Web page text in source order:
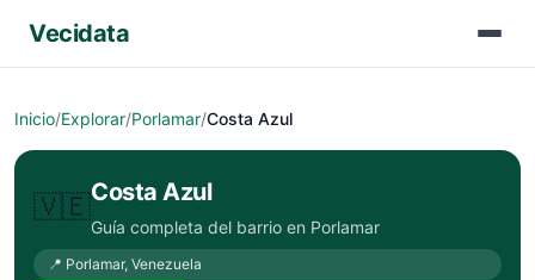
Vecidata
Inicio/Explorar/Porlamar/Costa Azul
🇻🇪Costa Azul
Guía completa del barrio en Porlamar
📍 Porlamar, Venezuela